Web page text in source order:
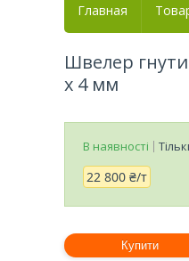
Главная
Швелер
х 4 мм
В наявності
22 800 ₴/т
Купити